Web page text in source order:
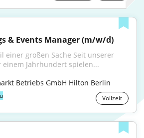
& Events Manager (m/w/d)
einer großen Sache Seit unserer
Jahrhundert spielen...
Betriebs GmbH Hilton Berlin
Vollzeit